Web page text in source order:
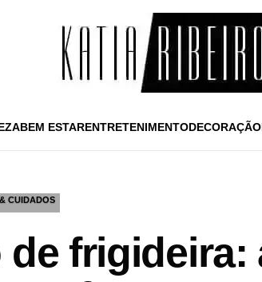
BEM ESTARENTRETENIMENTODECORAÇÃO
CUIDADOS
de